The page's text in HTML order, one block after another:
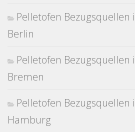
Pelletofen Bezugsquellen
Berlin
Pelletofen Bezugsquellen
Bremen
Pelletofen Bezugsquellen
Hamburg